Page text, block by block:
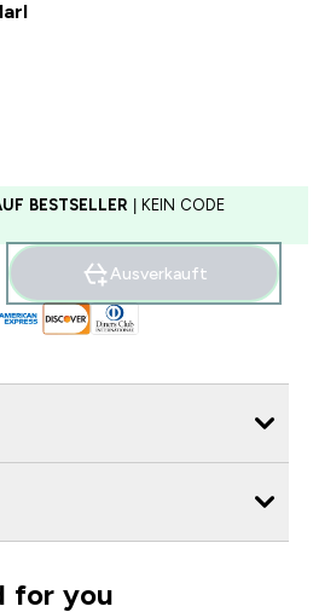
BESTSELLER | KEIN CODE
Ausverkauft
for you